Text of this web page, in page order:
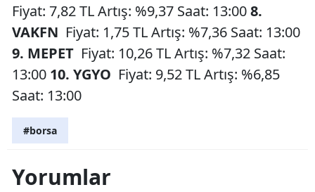
Fiyat: 7,82 TL Artış: %9,37 Saat: 13:008.
VAKFN Fiyat: 1,75 TL Artış: %7,36 Saat: 13:00
9. MEPET Fiyat: 10,26 TL Artış: %7,32 Saat:
13:00 10. YGYO Fiyat: 9,52 TL Artış: %6,85
Saat: 13:00
#borsa
Yorumlar